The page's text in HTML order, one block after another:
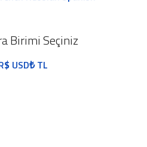
Birimi Seçiniz
$ USD₺TL